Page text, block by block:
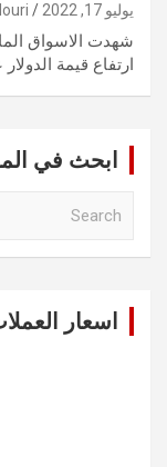
يوليو 17, 2022
شهدت الاسواق
ارتفاع قيمة
ابحث في
اسعار